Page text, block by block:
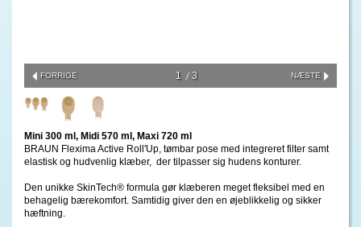
FORRIGE NÆSTE
1 3
Mini 300 ml, Midi 570 ml, Maxi 720 ml
BRAUN Flexima Active Roll'Up, tømbar pose med integreret filter samt
elastisk og hudvenlig klæber, der tilpasser sig hudens konturer.
Den unikke SkinTech® formula gør klæberen meget fleksibel med en
behagelig bærekomfort. Samtidig giver den en øjeblikkelig og sikker
hæftning.